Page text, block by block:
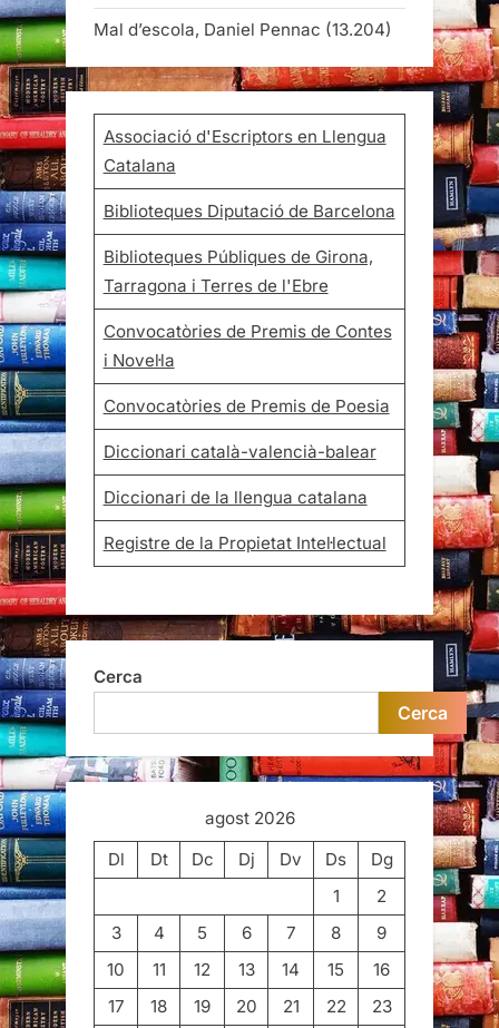
Mal d’escola, Daniel Pennac (13.204)
Associació d'Escriptors en Llengua
Catalana
Biblioteques Diputació de Barcelona
Biblioteques Públiques de Girona,
Tarragona i Terres de l'Ebre
Convocatòries de Premis de Contes
i Novel·la
Convocatòries de Premis de Poesia
Diccionari català-valencià-balear
Diccionari de la llengua catalana
Registre de la Propietat Intel·lectual
Cerca
Cerca
agost 2026
Dl
Dt Dc Dj Dv Ds
Dg
1
2
3
4 5 6 7 8
9
10
11 12 13 14 15
16
17
18 19 20 21 22
23